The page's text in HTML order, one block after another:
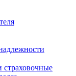
страховочные